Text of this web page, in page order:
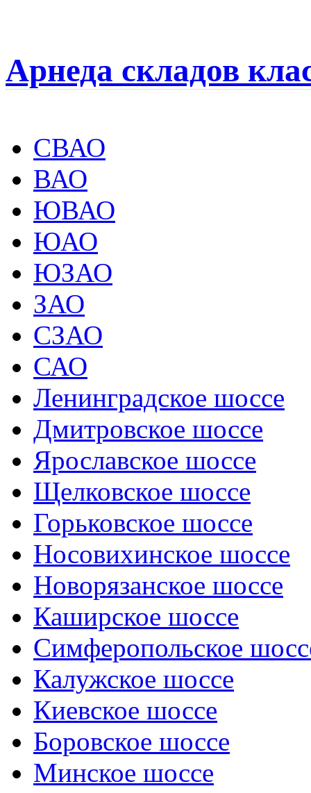
Арнеда складов
СВАО
ВАО
ЮВАО
ЮАО
ЮЗАО
ЗАО
СЗАО
САО
Ленинградское шоссе
Дмитровское шоссе
Ярославское шоссе
Щелковское шоссе
Горьковское шоссе
Носовихинское шоссе
Новорязанское шоссе
Каширское шоссе
Симферопольское
Калужское шоссе
Киевское шоссе
Боровское шоссе
Минское шоссе